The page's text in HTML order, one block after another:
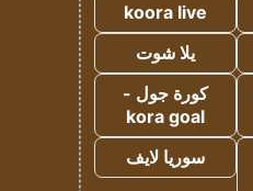
koora live
يلا شوت
كورة جول -
kora goal
سوريا لايف